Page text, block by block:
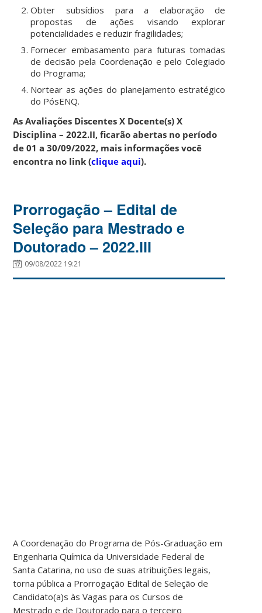
Obter subsídios para a elaboração de
propostas de ações visando explorar
potencialidades e reduzir fragilidades;
Fornecer embasamento para futuras tomadas
de decisão pela Coordenação e pelo Colegiado
do Programa;
Nortear as ações do planejamento estratégico
do PósENQ.
As Avaliações Discentes X Docente(s) X
Disciplina – 2022.II, ficarão abertas no período
de 01 a 30/09/2022, mais informações você
encontra no link (clique aqui).
Prorrogação – Edital de
Seleção para Mestrado e
Doutorado – 2022.III
09/08/2022 19:21
A Coordenação do Programa de Pós-Graduação em
Engenharia Química da Universidade Federal de
Santa Catarina, no uso de suas atribuições legais,
torna pública a Prorrogação Edital de Seleção de
Candidato(a)s às Vagas para os Cursos de
Mestrado e de Doutorado para o terceiro